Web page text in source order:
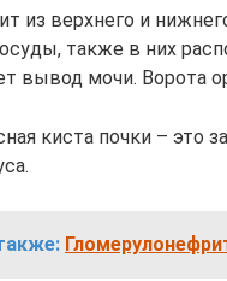
из верхнего и
также в них
вывод мочи. Ворота
киста почки – это